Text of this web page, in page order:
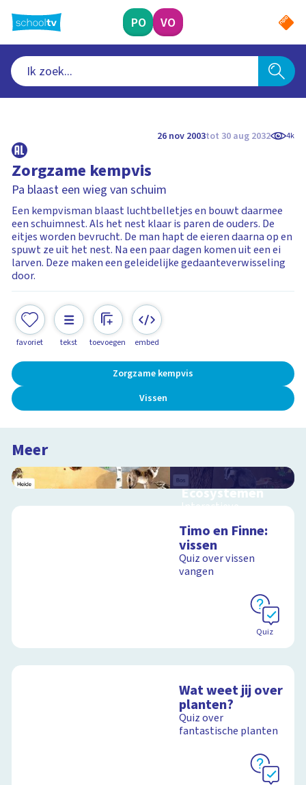
naar
hoofdinhoud
PO VO
26 nov 2003tot 30 aug 2032 4k
Zorgzame kempvis
Pa blaast een wieg van schuim
Een kempvisman blaast luchtbelletjes en bouwt daarmee
een schuimnest. Als het nest klaar is paren de ouders. De
eitjes worden bevrucht. De man hapt de eieren daarna op en
spuwt ze uit het nest. Na een paar dagen komen uit een ei
larven. Deze maken een geleidelijke gedaanteverwisseling
door.
favoriet tekst toevoegen embed
Zorgzame kempvis
Vissen
Meer
Ecosystemen
Interactieve
Veluwe
Timo en Finne:
vissen
Quiz over vissen
vangen
Quiz
Wat weet jij over
planten?
Quiz over
fantastische planten